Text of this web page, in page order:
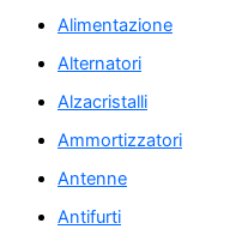
Alimentazione
Alternatori
Alzacristalli
Ammortizzatori
Antenne
Antifurti